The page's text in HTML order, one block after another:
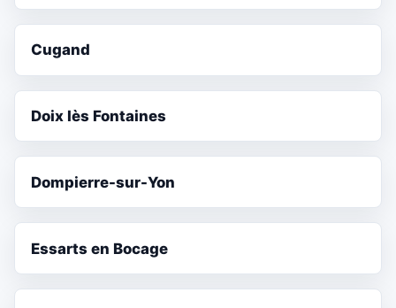
Cugand
Doix lès Fontaines
Dompierre-sur-Yon
Essarts en Bocage